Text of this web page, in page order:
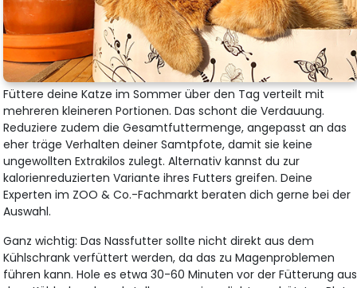
Füttere deine Katze im Sommer über den Tag verteilt mit
mehreren kleineren Portionen. Das schont die Verdauung.
Reduziere zudem die Gesamtfuttermenge, angepasst an das
eher träge Verhalten deiner Samtpfote, damit sie keine
ungewollten Extrakilos zulegt. Alternativ kannst du zur
kalorienreduzierten Variante ihres Futters greifen. Deine
Experten im ZOO & Co.-Fachmarkt beraten dich gerne bei der
Auswahl.
Ganz wichtig: Das Nassfutter sollte nicht direkt aus dem
Kühlschrank verfüttert werden, da das zu Magenproblemen
führen kann. Hole es etwa 30-60 Minuten vor der Fütterung aus